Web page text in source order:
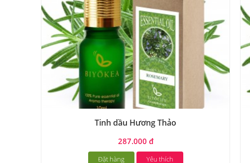
Tinh dầu Hương Thảo
287.000 đ
Đặt hàng Yêu thích